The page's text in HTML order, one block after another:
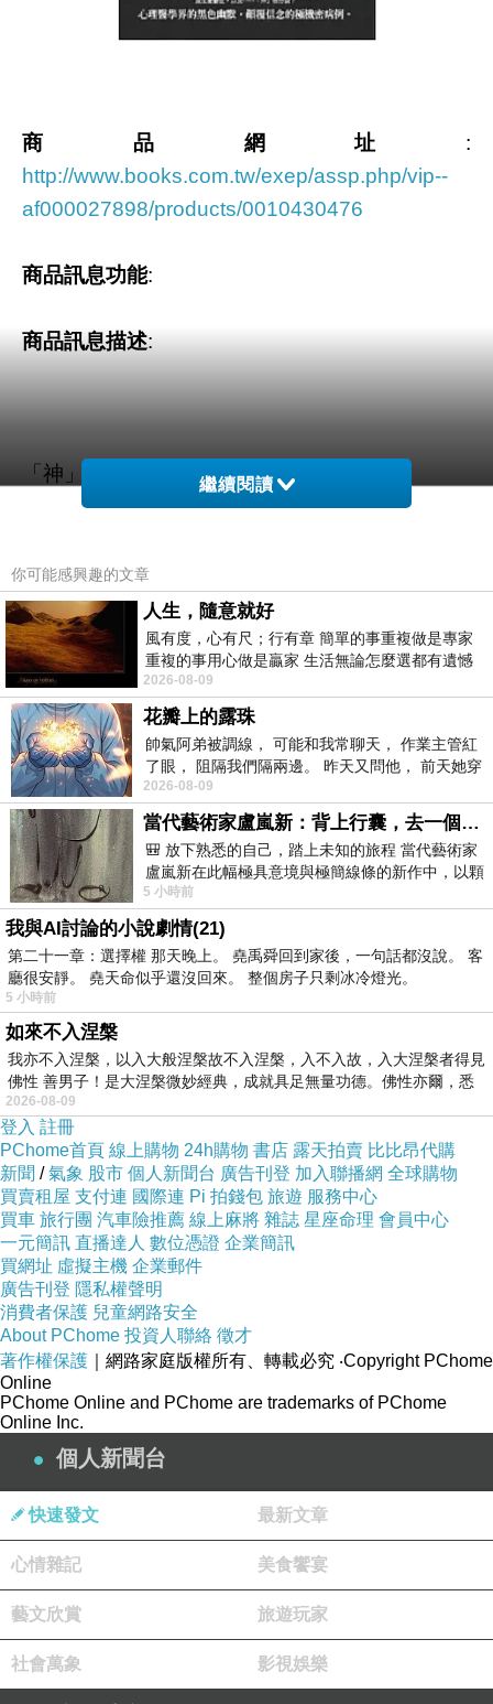
商品網址 :
http://www.books.com.tw/exep/assp.php/vip--
af000027898/products/0010430476
商品訊息功能:
商品訊息描述:
「神」來到診療室請求心理醫師診療。
心理醫師一看到病歷卡上的名字，就知道這個病
患是重症──他自稱是「神」。
從「神」主訴症狀看來，他除了有嚴重的妄想、
性別認同障礙、重度憂鬱症，以及……「神」格
分裂？
「神」在每次的診療中侃侃而談，幾乎看不出有
任何特殊的精神疾病，除了他自稱是「神」以
外。人對神說話是信仰，人聽到神說話是精神
病。有問題的到底是誰？
心理醫生本身身心也充滿了困難掙扎，除了家庭
關係冰冷、嚴重失眠、酗酒、外遇外，還有，他
活得不耐煩了。人生充滿壓力與痛苦的心理醫
生，能療癒「神」嗎？亦或他才是需要被療癒的
人呢？
充斥混亂失控荒謬的一年，當人類失德失志失意
失去信念的時候，難道，連「神」也出現精神異
常心理疾病？或者，神，不過是個自以為是神的
精神病患？
這是一本充滿精神醫學專業、顛覆基礎信念的極
機密病歷，模糊你對信仰與妄想中間界線的黑色
幽默，將領你進入不著邊界的灰色地帶。
本書特色
◎行文詭譎中滲透出黑色幽默。
繼續閱讀
你可能感興趣的文章
人生，隨意就好
風有度，心有尺；行有章 簡單的事重複做是專家
重複的事用心做是贏家 生活無論怎麼選都有遺憾
所以開心就好 生活不會辜負認真
2026-08-09
花瓣上的露珠
帥氣阿弟被調線， 可能和我常聊天， 作業主管紅
了眼， 阻隔我們隔兩邊。 昨天又問他， 前天她穿
什麼顏色衣服， 不經
2026-08-09
當代藝術家盧嵐新：背上行囊，去一個沒有人認識你的地方——看風景，也遇見渴望出發的自己
🎒 放下熟悉的自己，踏上未知的旅程 當代藝術家
盧嵐新在此幅極具意境與極簡線條的新作中，以顆
粒感豐富的灰綠粗糙背景，搭配凝練且具
5 小時前
我與AI討論的小說劇情(21)
第二十一章：選擇權 那天晚上。 堯禹舜回到家後，一句話都沒說。 客
廳很安靜。 堯天命似乎還沒回來。 整個房子只剩冰冷燈光。
5 小時前
如來不入涅槃
我亦不入涅槃，以入大般涅槃故不入涅槃，入不入故，入大涅槃者得見
佛性 善男子！是大涅槃微妙經典，成就具足無量功德。佛性亦爾，悉
2026-08-09
登入 註冊
PChome首頁 線上購物 24h購物 書店 露天拍賣 比比昂代購
新聞 /氣象 股市 個人新聞台 廣告刊登 加入聯播網 全球購物
買賣租屋 支付連 國際連 Pi 拍錢包 旅遊 服務中心
買車 旅行團 汽車險推薦 線上麻將 雜誌 星座命理 會員中心
一元簡訊 直播達人 數位憑證 企業簡訊
買網址 虛擬主機 企業郵件
廣告刊登 隱私權聲明
消費者保護 兒童網路安全
About PChome 投資人聯絡 徵才
著作權保護 ｜網路家庭版權所有、轉載必究 ‧Copyright PChome
Online
PChome Online and PChome are trademarks of PChome
Online Inc.
個人新聞台
快速發文 最新文章
心情雜記 美食饗宴
藝文欣賞 旅遊玩家
社會萬象 影視娛樂